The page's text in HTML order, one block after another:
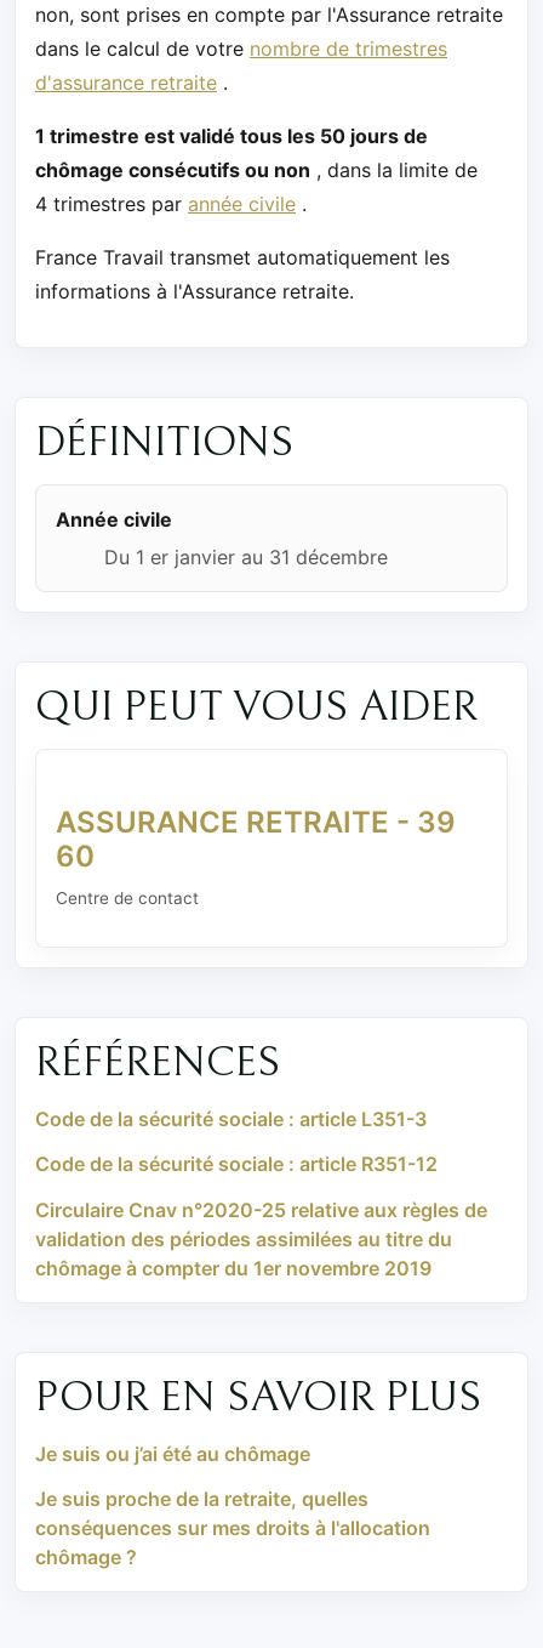
non, sont prises en compte par l'Assurance retraite
dans le calcul de votre nombre de trimestres
d'assurance retraite .
1 trimestre est validé tous les 50 jours de
chômage consécutifs ou non , dans la limite de
4 trimestres par année civile .
France Travail transmet automatiquement les
informations à l'Assurance retraite.
DÉFINITIONS
Année civile
Du 1 er janvier au 31 décembre
QUI PEUT VOUS AIDER
ASSURANCE RETRAITE - 39
60
Centre de contact
RÉFÉRENCES
Code de la sécurité sociale : article L351-3
Code de la sécurité sociale : article R351-12
Circulaire Cnav n°2020-25 relative aux règles de
validation des périodes assimilées au titre du
chômage à compter du 1er novembre 2019
POUR EN SAVOIR PLUS
Je suis ou j’ai été au chômage
Je suis proche de la retraite, quelles
conséquences sur mes droits à l'allocation
chômage ?